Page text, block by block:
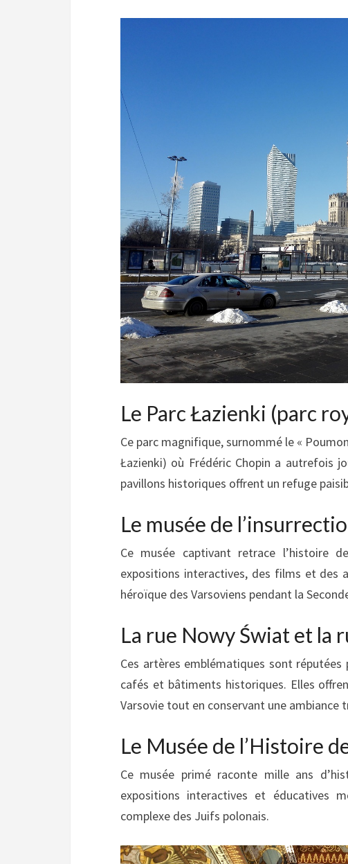
Le Parc Łazienki (parc
Ce parc magnifique, surnommé le «
Łazienki) où Frédéric Chopin a autrefois
pavillons historiques offrent un refuge
Le musée de
Ce musée captivant retrace l’histoire
expositions interactives, des films et
héroïque des Varsoviens pendant la
La rue Nowy Świat et la
Ces artères emblématiques sont
cafés et bâtiments historiques. Elles
Varsovie tout en conservant une ambiance
Le Musée de l’Histoire
Ce musée primé raconte mille ans
expositions interactives et éducatives
complexe des Juifs polonais.